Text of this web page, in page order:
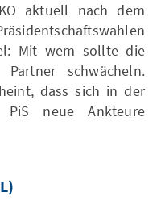
aktuell nach dem
Mit wem sollte die
schwächeln.
dass sich in der
neue Ankteure